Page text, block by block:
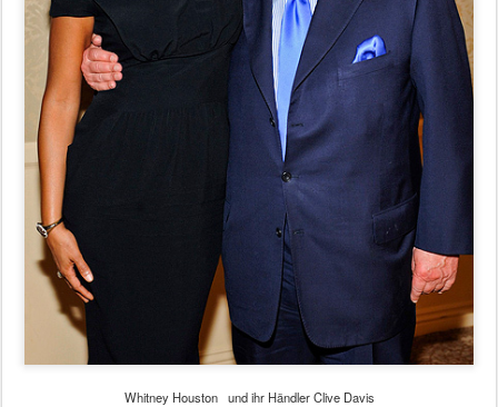
Whitney Houston und ihr Händler Clive Davis